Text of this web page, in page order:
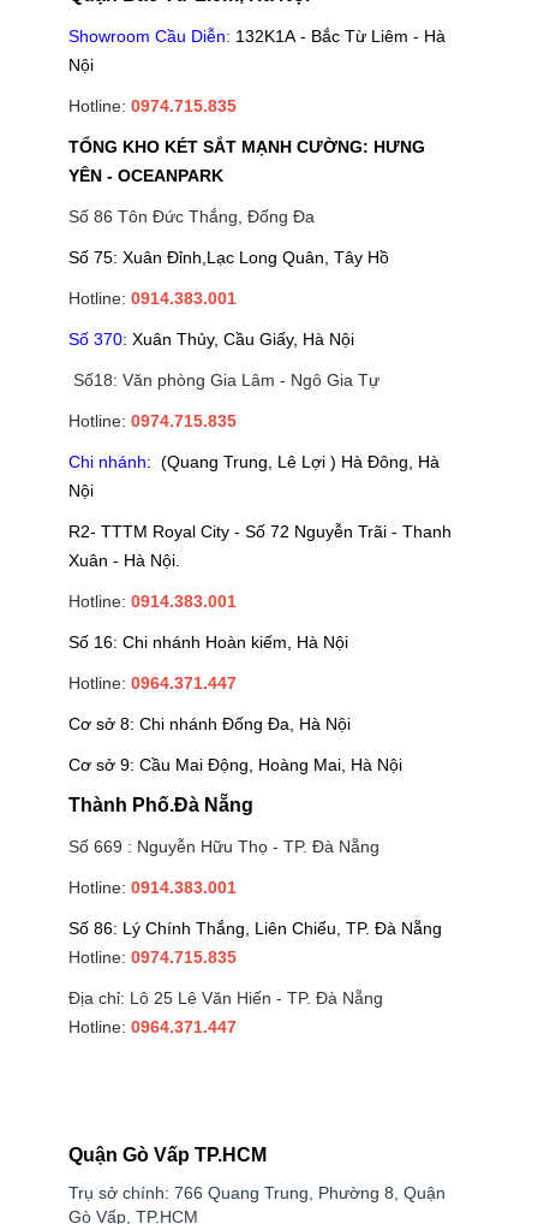
Showroom Cầu Diễn: 132K1A - Bắc Từ Liêm - Hà
Nội
Hotline: 0974.715.835
TỔNG KHO KÉT SẮT MẠNH CƯỜNG: HƯNG
YÊN - OCEANPARK
Số 86 Tôn Đức Thắng, Đống Đa
Số 75: Xuân Đỉnh,Lạc Long Quân, Tây Hồ
Hotline: 0914.383.001
Số 370: Xuân Thủy, Cầu Giấy, Hà Nội
Số18: Văn phòng Gia Lâm - Ngô Gia Tự
Hotline: 0974.715.835
Chi nhánh: (Quang Trung, Lê Lợi ) Hà Đông, Hà
Nội
R2- TTTM Royal City - Số 72 Nguyễn Trãi - Thanh
Xuân - Hà Nội.
Hotline: 0914.383.001
Số 16: Chi nhánh Hoàn kiếm, Hà Nội
Hotline: 0964.371.447
Cơ sở 8: Chi nhánh Đống Đa, Hà Nội
Cơ sở 9: Cầu Mai Động, Hoàng Mai, Hà Nội
Thành Phố.Đà Nẵng
Số 669 : Nguyễn Hữu Thọ - TP. Đà Nẵng
Hotline: 0914.383.001
Số 86: Lý Chính Thắng, Liên Chiểu, TP. Đà Nẵng
Hotline: 0974.715.835
Địa chỉ: Lô 25 Lê Văn Hiến - TP. Đà Nẵng
Hotline: 0964.371.447
Quận Gò Vấp TP.HCM
Trụ sở chính: 766 Quang Trung, Phường 8, Quận
Gò Vấp, TP.HCM